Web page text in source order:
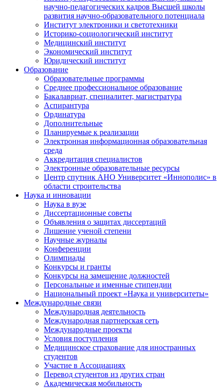
научно-педагогических кадров Высшей школы
развития научно-образовательного потенциала
Институт электроники и светотехники
Историко-социологический институт
Медицинский институт
Экономический институт
Юридический институт
Образование
Образовательные программы
Среднее профессиональное образование
Бакалавриат, специалитет, магистратура
Аспирантура
Ординатура
Дополнительные
Планируемые к реализации
Электронная информационная образовательная
среда
Аккредитация специалистов
Электронные образовательные ресурсы
Центр спутник АНО Университет «Иннополис» в
области строительства
Наука и инновации
Наука в вузе
Диссертационные советы
Объявления о защитах диссертаций
Лишение ученой степени
Научные журналы
Конференции
Олимпиады
Конкурсы и гранты
Конкурсы на замещение должностей
Персональные и именные стипендии
Национальный проект «Наука и университеты»
Международные связи
Международная деятельность
Международная партнерская сеть
Международные проекты
Условия поступления
Медицинское страхование для иностранных
студентов
Участие в Ассоциациях
Перевод студентов из других стран
Академическая мобильность